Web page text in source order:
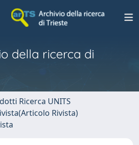
della ricerca di
Ricerca UNITS
Rivista)